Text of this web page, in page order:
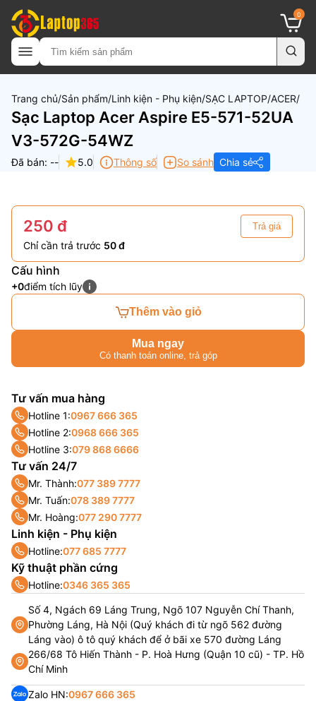
0
Trang chủ Sản phẩm Linh kiện - Phụ kiện SẠC LAPTOP ACER
Sạc Laptop Acer Aspire E5-571-52UA
V3-572G-54WZ
Đã bán: -- 5.0 Thông số So sánh Chia sẻ
250 đ Trả giá
Chỉ cần trả trước 50 đ
Cấu hình
+0điểm tích lũy
Thêm vào giỏ
Mua ngay
Có thanh toán online, trả góp
Tư vấn mua hàng
Hotline 1:0967 666 365
Hotline 2:0968 666 365
Hotline 3:079 868 6666
Tư vấn 24/7
Mr. Thành:077 389 7777
Mr. Tuấn:078 389 7777
Mr. Hoàng:077 290 7777
Linh kiện - Phụ kiện
Hotline:077 685 7777
Kỹ thuật phần cứng
Hotline:0346 365 365
Số 4, Ngách 69 Láng Trung, Ngõ 107 Nguyễn Chí Thanh,
Phường Láng, Hà Nội (Quý khách đi từ ngõ 562 đường
Láng vào) ô tô quý khách để ở bãi xe 570 đường Láng
266/68 Tô Hiến Thành - P. Hoà Hưng (Quận 10 cũ) - TP. Hồ
Chí Minh
Zalo HN:0967 666 365